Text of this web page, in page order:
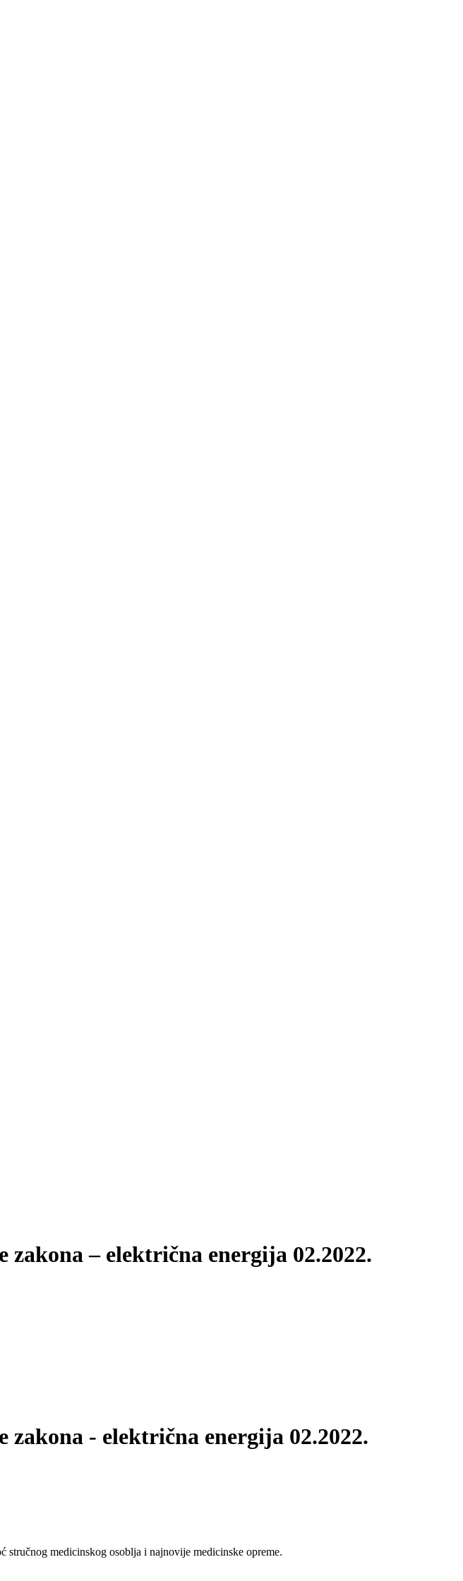
– električna energija 02.2022.
- električna energija 02.2022.
stručnog medicinskog osoblja i najnovije medicinske opreme.